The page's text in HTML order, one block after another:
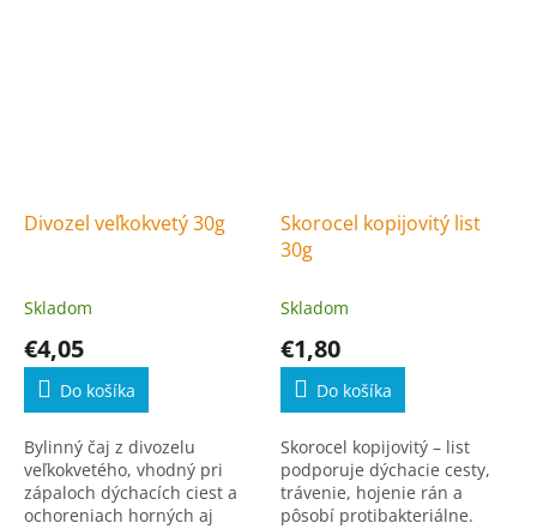
Divozel veľkokvetý 30g
Skladom
€4,05
Do košíka
Bylinný čaj z divozelu
veľkokvetého, vhodný pri
zápaloch dýchacích ciest a
ochoreniach horných aj
Skorocel kopijovitý list
30g
Skladom
€1,80
Do košíka
Skorocel kopijovitý – list
podporuje dýchacie cesty,
trávenie, hojenie rán a
pôsobí protibakteriálne.